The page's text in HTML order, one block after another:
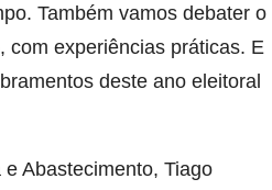
Também vamos debater o
com experiências práticas. E
deste ano eleitoral
Abastecimento, Tiago